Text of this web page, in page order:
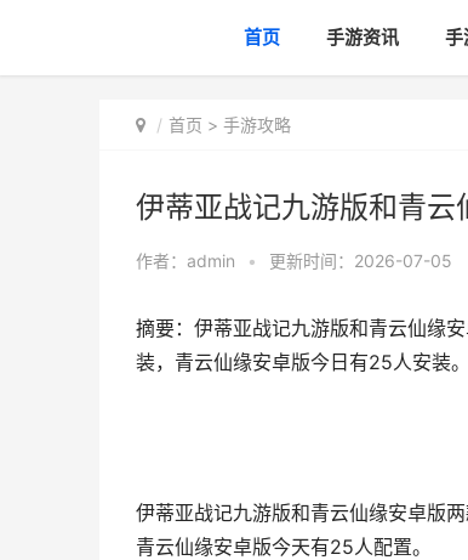
首页 手游资讯 手
首页 > 手游攻略
伊蒂亚战记九游版和青
作者： admin • 更新时间：2026-07-05
摘要：伊蒂亚战记九游版和青云仙缘
装，青云仙缘安卓版今日有25人安装
伊蒂亚战记九游版和青云仙缘安卓版
青云仙缘安卓版今天有25人配置。